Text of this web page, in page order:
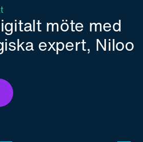
möte med
expert, Niloo